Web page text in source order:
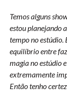
Temos alguns
estou planejando
tempo no estúdio.
equilíbrio entre
magia no estúdio
extremamente
Então tenho